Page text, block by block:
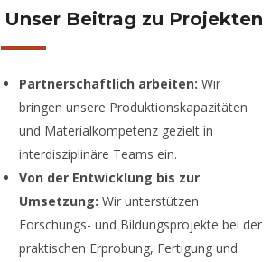
Unser Beitrag zu Projekten
Partnerschaftlich arbeiten: Wir
bringen unsere Produktionskapazitäten
und Materialkompetenz gezielt in
interdisziplinäre Teams ein.
Von der Entwicklung bis zur
Umsetzung: Wir unterstützen
Forschungs- und Bildungsprojekte bei der
praktischen Erprobung, Fertigung und